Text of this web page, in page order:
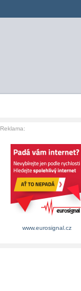
Reklama:
www.eurosignal.cz